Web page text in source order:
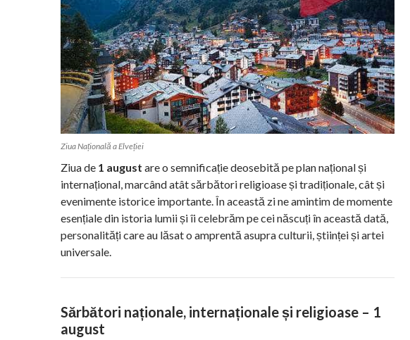
Ziua Națională a Elveției
Ziua de 1 august are o semnificație deosebită pe plan național și
internațional, marcând atât sărbători religioase și tradiționale, cât și
evenimente istorice importante. În această zi ne amintim de momente
esențiale din istoria lumii și îi celebrăm pe cei născuți în această dată,
personalități care au lăsat o amprentă asupra culturii, științei și artei
universale.
Sărbători naționale, internaționale și religioase – 1
august